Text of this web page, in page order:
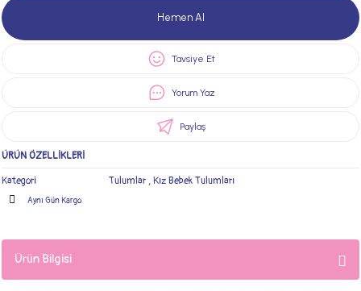
Hemen Al
Tavsiye Et
Yorum Yaz
Paylaş
ÜRÜN ÖZELLİKLERİ
Kategori Tulumlar ,Kız Bebek Tulumları
Aynı Gün Kargo
Ürün Bilgisi